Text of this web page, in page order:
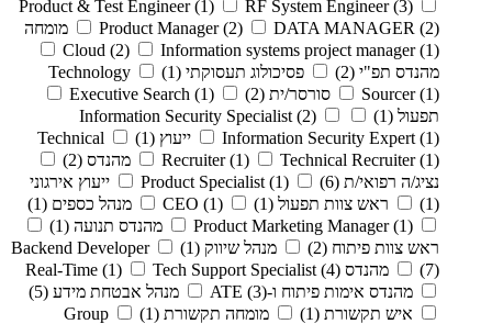
Product & Test Engineer (1) RF System Engineer (3)
Product Manager (2) DATA MANAGER (2)
מומחה
Cloud (2) Information systems project manager (1)
מהנדס תפ"י (2) פסיכולוג תעסוקתי (1)
Technology
Sourcer (1) סורסר/ית (2)
Executive Search (1)
תפעול (1)
Information Security Specialist (2)
Information Security Expert (1) ייעוץ (1)
Technical
Recruiter (1) Technical Recruiter (1) מהנדס (2)
נציג/ה רפואי/ת (6)
Product Specialist (1)
ייעוץ אירגוני
(1)
ראש צוות תפעול (1)
CEO (1) מנהל כספים (1)
Product Marketing Manager (1) מהנדס תנועה (1)
ראש צוות פיתוח (2) מנהל שיווק (1)
Backend Developer
(7)
מהנדס Real-Time (1) Tech Support Specialist (4)
מהנדס אימות פיתוח ו-ATE(3) מנהל אבטחת מידע (5)
איש תקשורת (1) מומחה תקשורת (1)
Group